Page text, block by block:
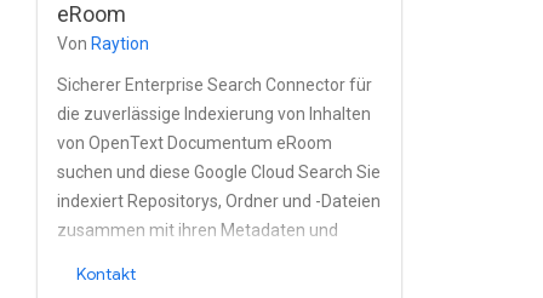
eRoom
Von Raytion
Sicherer Enterprise Search Connector für
die zuverlässige Indexierung von Inhalten
von OpenText Documentum eRoom
suchen und diese Google Cloud Search Sie
indexiert Repositorys, Ordner und -Dateien
zusammen mit ihren Metadaten und
Kontakt